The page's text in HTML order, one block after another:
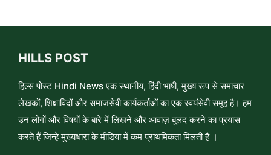
HILLS POST
हिल्स पोस्ट Hindi News एक स्थानीय, हिंदी भाषी, मुख्य रूप से समाचार
लेखकों, शिक्षाविदों और समाजसेवी कार्यकर्ताओं का एक स्वयंसेवी समूह है। हम
उन लोगों और विषयों के बारे में लिखने और आवाज़ बुलंद करने का प्रयास
करते हैं जिन्हे मुख्यधारा के मीडिया में कम प्राथमिकता मिलती है ।